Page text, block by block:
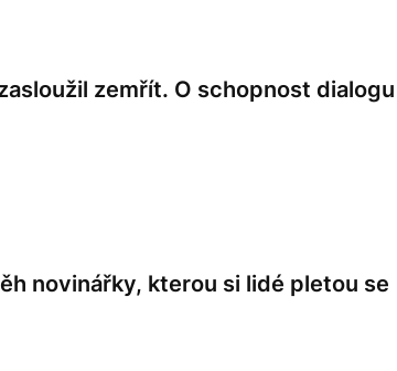
zemřít. O schopnost dialogu
novinářky, kterou si lidé pletou se